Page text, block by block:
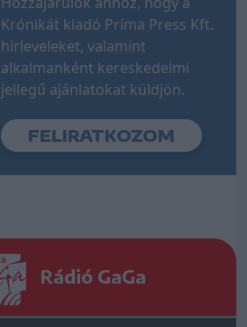
Krónikát kiadó Príma Press Kft.
hírleveleket, valamint
alkalmanként kereskedelmi
jellegű ajánlatokat küldjön.
Rádió GaGa